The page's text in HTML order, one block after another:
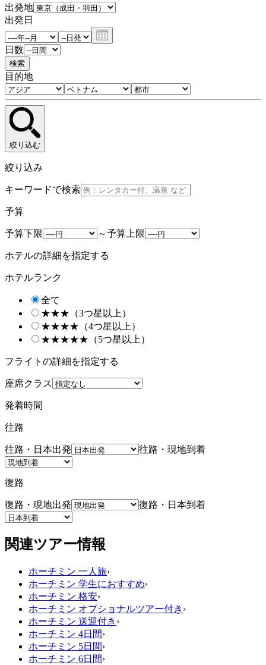
出発地
出発日
日数
検索
目的地
絞り込む
絞り込み
キーワードで検索
予算
予算下限 ～予算上限
ホテルの詳細を指定する
ホテルランク
全て
★★★（3つ星以上）
★★★★（4つ星以上）
★★★★★（5つ星以上）
フライトの詳細を指定する
座席クラス
発着時間
往路
往路・日本出発 往路・現地到着
復路
復路・現地出発 復路・日本到着
関連ツアー情報
ホーチミン 一人旅›
ホーチミン 学生におすすめ›
ホーチミン 格安›
ホーチミン オプショナルツアー付き ›
ホーチミン 送迎付き ›
ホーチミン 4日間›
ホーチミン 5日間›
ホーチミン 6日間›